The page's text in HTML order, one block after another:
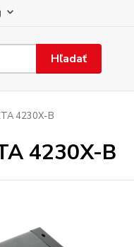
Hľadať
4230X-B
4230X-B